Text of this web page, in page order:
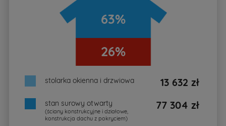
63%
26%
stolarka okienna i drzwiowa 13 632 zł
stan surowy otwarty
(ściany konstrukcyjne i działowe,
konstrukcja dachu z pokryciem)
77 304 zł